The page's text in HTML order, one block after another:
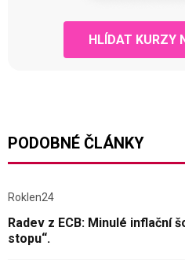
HLÍDAT KURZY
PODOBNÉ ČLÁNKY
Roklen24
Radev z ECB: Minulé inflační
stopu“.